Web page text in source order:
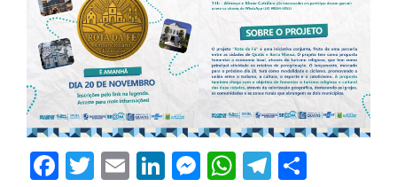
Facebook
Twitter
EmailLinkedIn
Messenger
WhatsApp
Telegram